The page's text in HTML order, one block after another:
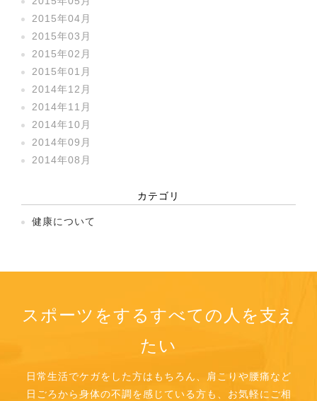
2015年04月
2015年03月
2015年02月
2015年01月
2014年12月
2014年11月
2014年10月
2014年09月
2014年08月
カテゴリ
健康について
スポーツをするすべての人を支え
たい
日常生活でケガをした方はもちろん、肩こりや腰痛など
日ごろから身体の不調を感じている方も、お気軽にご相